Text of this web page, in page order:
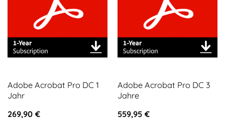
Adobe Acrobat Pro DC 1
Jahr
269,90 €
Adobe Acrobat Pro DC 3
Jahre
559,95 €